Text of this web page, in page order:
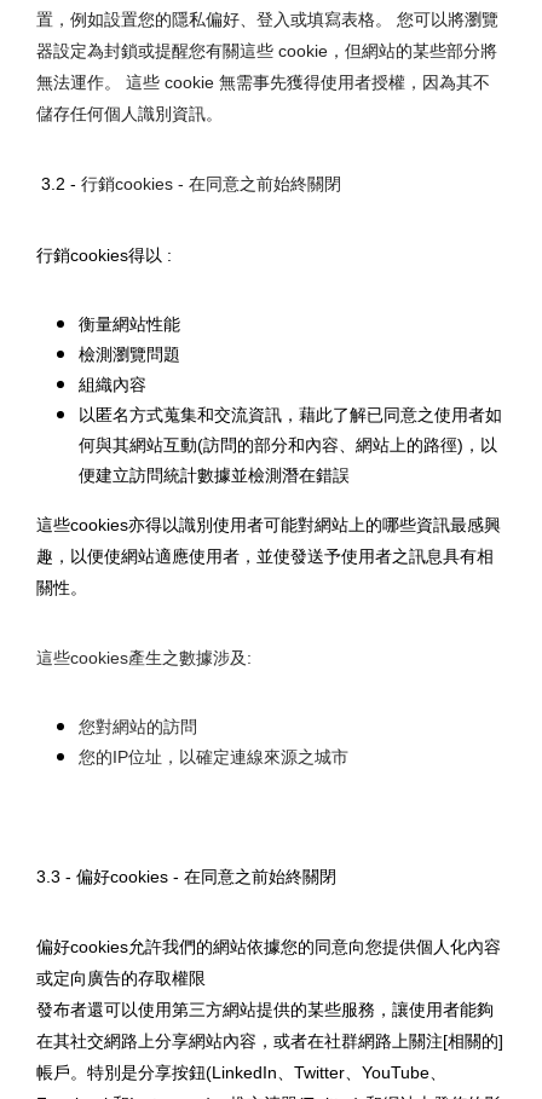
置，例如設置您的隱私偏好、登入或填寫表格。 您可以將瀏覽
器設定為封鎖或提醒您有關這些 cookie，但網站的某些部分將
無法運作。 這些 cookie 無需事先獲得使用者授權，因為其不
儲存任何個人識別資訊。
3.2 - 行銷cookies - 在同意之前始終關閉
行銷cookies得以 :
衡量網站性能
檢測瀏覽問題
組織內容
以匿名方式蒐集和交流資訊，藉此了解已同意之使用者如
何與其網站互動(訪問的部分和內容、網站上的路徑)，以
便建立訪問統計數據並檢測潛在錯誤
這些cookies亦得以識別使用者可能對網站上的哪些資訊最感興
趣，以便使網站適應使用者，並使發送予使用者之訊息具有相
關性。
這些cookies產生之數據涉及:
您對網站的訪問
您的IP位址，以確定連線來源之城市
3.3 - 偏好cookies - 在同意之前始終關閉
偏好cookies允許我們的網站依據您的同意向您提供個人化內容
或定向廣告的存取權限
發布者還可以使用第三方網站提供的某些服務，讓使用者能夠
在其社交網路上分享網站內容，或者在社群網路上關注[相關的]
帳戶。特別是分享按鈕(LinkedIn、Twitter、YouTube、